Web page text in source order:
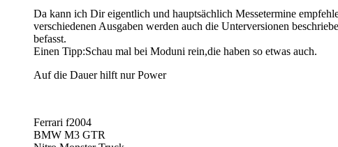
Da kann ich Dir eigentlich und hauptsächlich Messetermine
verschiedenen Ausgaben werden auch die Unterversionen
befasst.
Einen Tipp:Schau mal bei Moduni rein,die haben so etwas auch.
Auf die Dauer hilft nur Power
Ferrari f2004
BMW M3 GTR